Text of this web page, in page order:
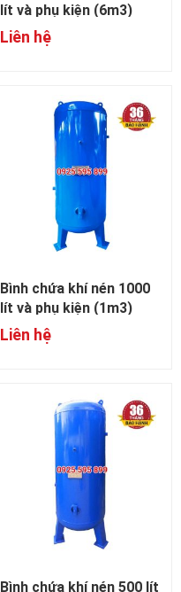
lít và phụ kiện (6m3)
Liên hệ
Bình chứa khí nén 1000
lít và phụ kiện (1m3)
Liên hệ
Bình chứa khí nén 500 lít